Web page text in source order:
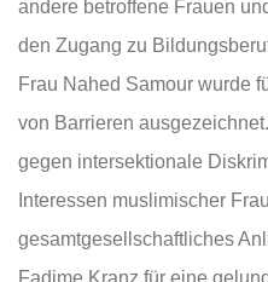
andere betroffene Frauen
den Zugang zu
Frau Nahed Samour wurde
von Barrieren
gegen intersektionale
Interessen muslimischer
gesamtgesellschaftliches
Fadime Kranz für eine